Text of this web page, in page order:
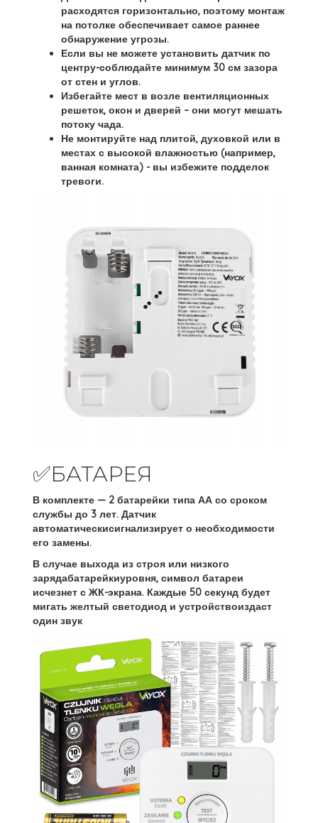
расходятся горизонтально, поэтому монтаж
на потолке обеспечивает самое раннее
обнаружение угрозы.
Если вы не можете установить датчик по
центру-соблюдайте минимум 30 см зазора
от стен и углов.
Избегайте мест в возле вентиляционных
решеток, окон и дверей – они могут мешать
потоку чада.
Не монтируйте над плитой, духовкой или в
местах с высокой влажностью (например,
ванная комната) - вы избежите подделок
тревоги.
✅БАТАРЕЯ
В комплекте — 2 батарейки типа АА со сроком
службы до 3 лет. Датчик
автоматическисигнализирует о необходимости
его замены.
В случае выхода из строя или низкого
зарядабатарейкиуровня, символ батареи
исчезнет с ЖК-экрана. Каждые 50 секунд будет
мигать желтый светодиод и устройствоиздаст
один звук